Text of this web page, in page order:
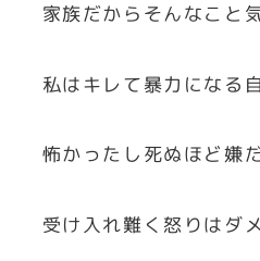
家族だからそんなこと
私はキレて暴力になる
怖かったし死ぬほど嫌
受け入れ難く怒りはダ